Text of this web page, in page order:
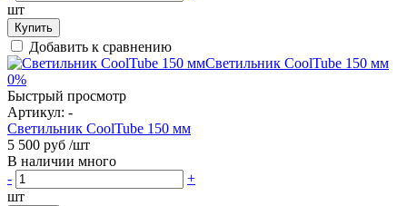
шт
Купить
Добавить к сравнению
0%
Быстрый просмотр
Артикул: -
Светильник CoolTube 150 мм
5 500 руб /шт
В наличии много
-
+
шт